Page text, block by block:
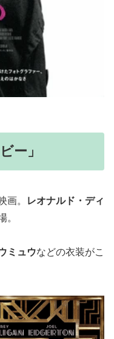
ー」
画。
レオナルド・ディ
。
ミュウなどの衣装がこ